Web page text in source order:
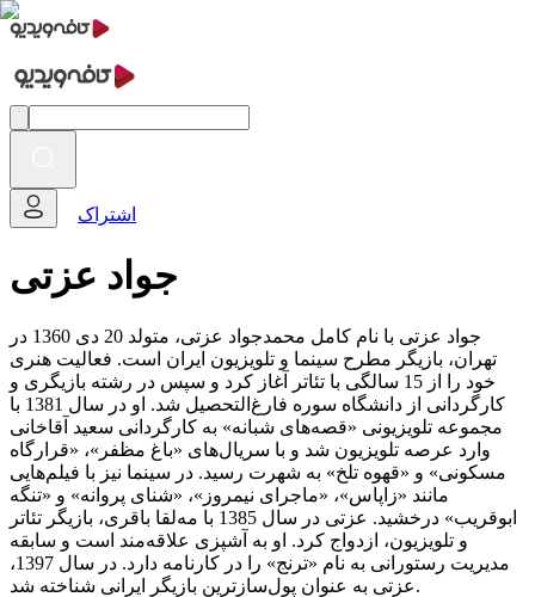
اشتراک
جواد عزتی
جواد عزتی با نام کامل محمدجواد عزتی، متولد 20 دی 1360 در
تهران، بازیگر مطرح سینما و تلویزیون ایران است. فعالیت هنری
خود را از 15 سالگی با تئاتر آغاز کرد و سپس در رشته بازیگری و
کارگردانی از دانشگاه سوره فارغ‌التحصیل شد. او در سال 1381 با
مجموعه تلویزیونی «قصه‌های شبانه» به کارگردانی سعید آقاخانی
وارد عرصه تلویزیون شد و با سریال‌های «باغ مظفر»، «قرارگاه
مسکونی» و «قهوه تلخ» به شهرت رسید. در سینما نیز با فیلم‌هایی
مانند «زاپاس»، «ماجرای نیمروز»، «شنای پروانه» و «تنگه
ابوقریب» درخشید. عزتی در سال 1385 با مه‌لقا باقری، بازیگر تئاتر
و تلویزیون، ازدواج کرد. او به آشپزی علاقه‌مند است و سابقه
مدیریت رستورانی به نام «ترنج» را در کارنامه دارد. در سال 1397،
عزتی به عنوان پول‌سازترین بازیگر ایرانی شناخته شد.